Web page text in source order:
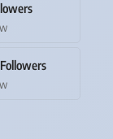
Followers